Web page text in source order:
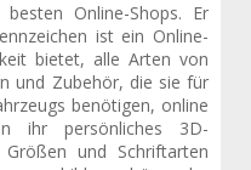
Online-Shops. Er
ist ein Online-
bietet, alle Arten von
und Zubehör, die sie für
benötigen, online
ihr persönliches 3D-
Größen und Schriftarten